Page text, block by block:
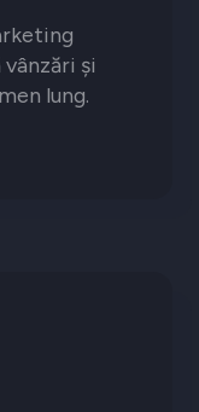
și
lung.